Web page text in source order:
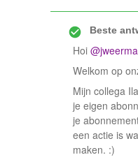
Beste
Hoi
Welkom op
Mijn collega
je eigen
je
een actie is
maken. :)